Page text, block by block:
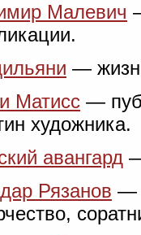
Малевич
—
Матисс —
художника.
авангард
Рязанов —